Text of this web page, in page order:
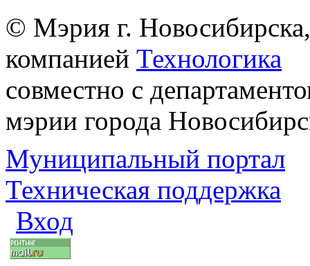
© Мэрия г.
компанией Технологика
совместно с
мэрии города
Муниципальный портал
Техническая поддержка
Вход